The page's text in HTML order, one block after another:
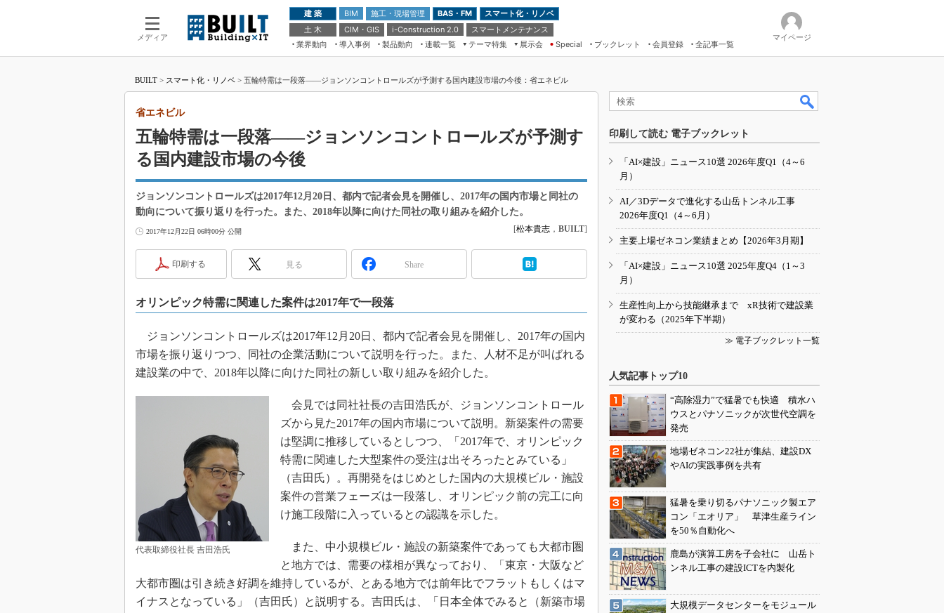
メディア
建 築 BIM 施工・現場管理 BAS・FM
スマート化・リノベ
土 木
CIM・GIS i-Construction 2.0
スマートメンテナンス
業界動向
導入事例 製品動向 連載一覧
テーマ特集
ドローンがもたらす建設業界の“ゲー
ムチェンジ” Ver.2.0
“Society5.0”時代のスマートビル
展示会
第8回 国際 建設・測量展
築・土木・不動産の先端技術展－
メンテナンス・レジリエンスOSAKA
日本 ものづくりワールド 2020
IGAS2018
Special ブックレット 会員登録 全記事一覧
マイページ
BUILT > スマート化・リノベ > 五輪特需は一段落――ジョンソンコントロールズが予測する国内建設市場の今後：省エネビル
五輪特需は一段落――ジョンソンコントロールズが予測す
る国内建設市場の今後
省エネビル
ジョンソンコントロールズは2017年12月20日、都内で記者会見を開催し、2017年の国内市場と同社の
動向について振り返りを行った。また、2018年以降に向けた同社の取り組みを紹介した。
2017年12月22日 06時00分 公開 [松本貴志 ， BUILT]
印刷する 見る Share
オリンピック特需に関連した案件は2017年で一段落
ジョンソンコントロールズは2017年12月20日、都内で記者会見を開催し、2017年の国内
市場を振り返りつつ、同社の企業活動について説明を行った。また、人材不足が叫ばれる
建設業の中で、2018年以降に向けた同社の新しい取り組みを紹介した。
代表取締役社長 吉田浩氏
会見では同社社長の吉田浩氏が、ジョンソンコントロール
ズから見た2017年の国内市場について説明。新築案件の需要
は堅調に推移しているとしつつ、「2017年で、オリンピック
特需に関連した大型案件の受注は出そろったとみている」
（吉田氏）。再開発をはじめとした国内の大規模ビル・施設
案件の営業フェーズは一段落し、オリンピック前の完工に向
け施工段階に入っているとの認識を示した。
また、中小規模ビル・施設の新築案件であっても大都市圏
と地方では、需要の様相が異なっており、「東京・大阪など
大都市圏は引き続き好調を維持しているが、とある地方では前年比でフラットもしくはマ
イナスとなっている」（吉田氏）と説明する。吉田氏は、「日本全体でみると（新築市場
印刷して読む 電子ブックレット
「AI×建設」ニュース10選 2026年度Q1（4～6
月）
AI／3Dデータで進化する山岳トンネル工事
2026年度Q1（4～6月）
主要上場ゼネコン業績まとめ【2026年3月期】
「AI×建設」ニュース10選 2025年度Q4（1～3
月）
生産性向上から技能継承まで xR技術で建設業
が変わる（2025年下半期）
≫ 電子ブックレット一覧
人気記事トップ10
“高除湿力”で猛暑でも快適 積水ハ
ウスとパナソニックが次世代空調を
発売
地場ゼネコン22社が集結、建設DX
やAIの実践事例を共有
猛暑を乗り切るパナソニック製エア
コン「エオリア」 草津生産ライン
を50％自動化へ
鹿島が演算工房を子会社に 山岳ト
ンネル工事の建設ICTを内製化
大規模データセンターをモジュール